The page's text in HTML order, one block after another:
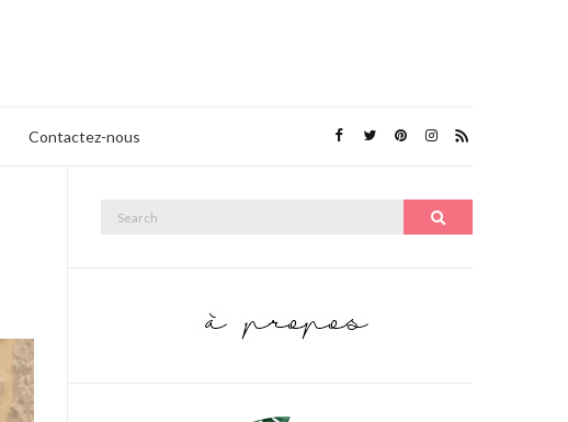
Contactez-nous
Search